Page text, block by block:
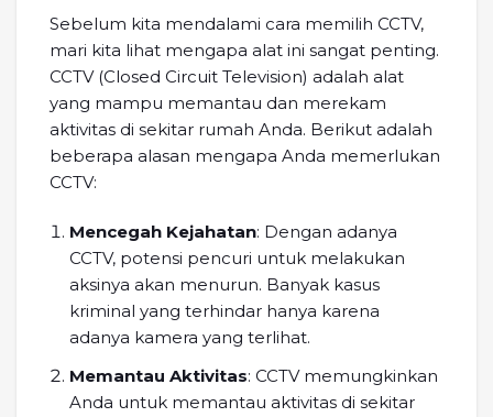
Sebelum kita mendalami cara memilih CCTV,
mari kita lihat mengapa alat ini sangat penting.
CCTV (Closed Circuit Television) adalah alat
yang mampu memantau dan merekam
aktivitas di sekitar rumah Anda. Berikut adalah
beberapa alasan mengapa Anda memerlukan
CCTV:
Mencegah Kejahatan: Dengan adanya
CCTV, potensi pencuri untuk melakukan
aksinya akan menurun. Banyak kasus
kriminal yang terhindar hanya karena
adanya kamera yang terlihat.
Memantau Aktivitas: CCTV memungkinkan
Anda untuk memantau aktivitas di sekitar